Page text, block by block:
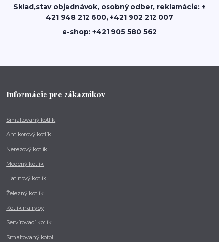
Sklad,stav objednávok, osobný odber, reklamácie: +
421 948 212 600, +421 902 212 007
e-shop: +421 905 580 562
Informácie pre zákazníkov
Smaltovaný kotlík
Antikorový kotlík
Nerezový kotlík
Medený kotlík
Liatinový kotlík
Železný kotlík
Kotlík na ryby
Servírovací kotlík
Smaltovaný kotol